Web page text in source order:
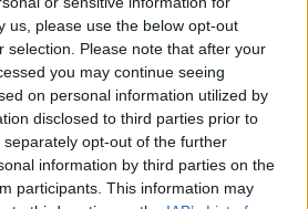
us, please use the below opt-out
selection. Please note that after your
you may continue seeing
on personal information utilized by
disclosed to third parties prior to
opt-out of the further
information by third parties on the
participants. This information may
τα γενόσημα
πρέπει να εμβολιασθούν
γίνεται το εμβόλιο στα